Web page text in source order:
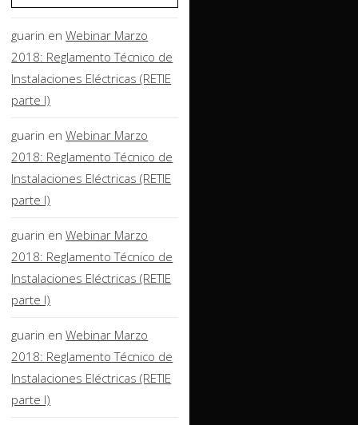
guarin enWebinar Marzo
2018: Reglamento Técnico de
Instalaciones Eléctricas (RETIE
parte I)
guarin enWebinar Marzo
2018: Reglamento Técnico de
Instalaciones Eléctricas (RETIE
parte I)
guarin enWebinar Marzo
2018: Reglamento Técnico de
Instalaciones Eléctricas (RETIE
parte I)
guarin enWebinar Marzo
2018: Reglamento Técnico de
Instalaciones Eléctricas (RETIE
parte I)